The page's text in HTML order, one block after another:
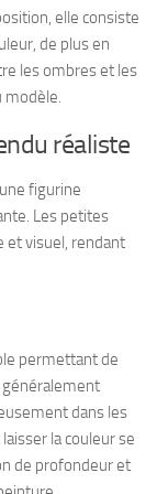
elle consiste
de plus en
les ombres et les
modèle.
réaliste
figurine
Les petites
et visuel, rendant
permettant de
généralement
dans les
la couleur se
de profondeur et